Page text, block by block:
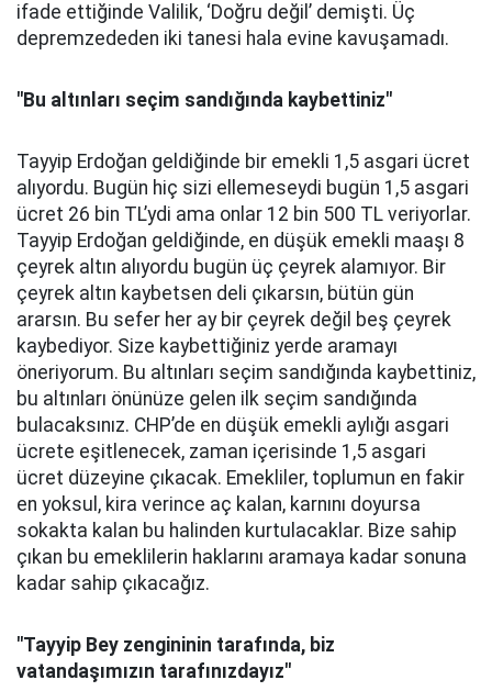
ifade ettiğinde Valilik, ‘Doğru değil’ demişti. Üç
depremzededen iki tanesi hala evine kavuşamadı.
"Bu altınları seçim sandığında kaybettiniz"
Tayyip Erdoğan geldiğinde bir emekli 1,5 asgari ücret
alıyordu. Bugün hiç sizi ellemeseydi bugün 1,5 asgari
ücret 26 bin TL’ydi ama onlar 12 bin 500 TL veriyorlar.
Tayyip Erdoğan geldiğinde, en düşük emekli maaşı 8
çeyrek altın alıyordu bugün üç çeyrek alamıyor. Bir
çeyrek altın kaybetsen deli çıkarsın, bütün gün
ararsın. Bu sefer her ay bir çeyrek değil beş çeyrek
kaybediyor. Size kaybettiğiniz yerde aramayı
öneriyorum. Bu altınları seçim sandığında kaybettiniz,
bu altınları önünüze gelen ilk seçim sandığında
bulacaksınız. CHP’de en düşük emekli aylığı asgari
ücrete eşitlenecek, zaman içerisinde 1,5 asgari
ücret düzeyine çıkacak. Emekliler, toplumun en fakir
en yoksul, kira verince aç kalan, karnını doyursa
sokakta kalan bu halinden kurtulacaklar. Bize sahip
çıkan bu emeklilerin haklarını aramaya kadar sonuna
kadar sahip çıkacağız.
"Tayyip Bey zengininin tarafında, biz
vatandaşımızın tarafınızdayız"